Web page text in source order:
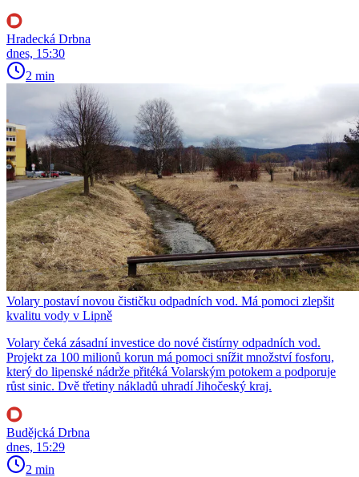
Hradecká Drbna
dnes, 15:30
2 min
Volary postaví novou čističku odpadních vod. Má pomoci zlepšit
kvalitu vody v Lipně
Volary čeká zásadní investice do nové čistírny odpadních vod.
Projekt za 100 milionů korun má pomoci snížit množství fosforu,
který do lipenské nádrže přitéká Volarským potokem a podporuje
růst sinic. Dvě třetiny nákladů uhradí Jihočeský kraj.
Budějcká Drbna
dnes, 15:29
2 min